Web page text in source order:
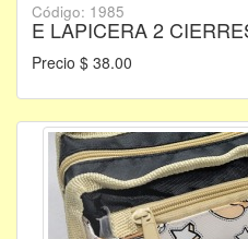
Código: 1985
E LAPICERA 2
Precio $ 38.00